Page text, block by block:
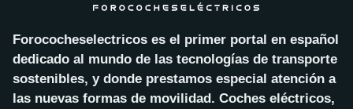
Forococheselectricos es el primer portal en español
dedicado al mundo de las tecnologías de transporte
sostenibles, y donde prestamos especial atención a
las nuevas formas de movilidad. Coches eléctricos,